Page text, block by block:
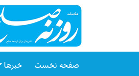
صفحه نخست خبرها